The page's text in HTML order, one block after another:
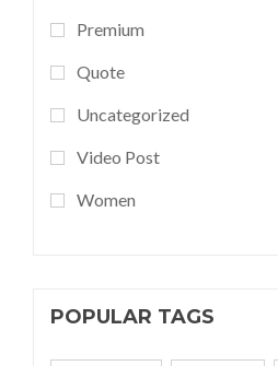
Premium
Quote
Uncategorized
Video Post
Women
POPULAR TAGS